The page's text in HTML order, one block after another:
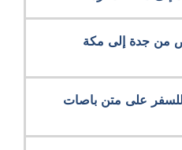
من جدة إلى مكة
للسفر على متن باصات